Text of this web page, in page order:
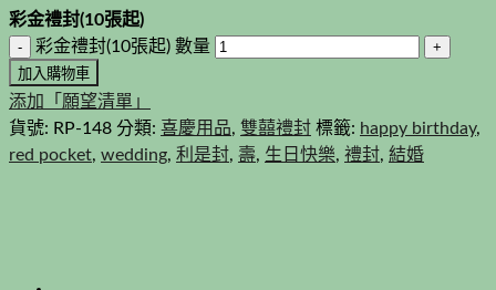
彩金禮封(10張起)
彩金禮封(10張起) 數量
加入購物車
添加「願望清單」
貨號: RP-148 分類: 喜慶用品, 雙囍禮封 標籤: happy birthday,
red pocket, wedding, 利是封, 壽, 生日快樂, 禮封, 結婚